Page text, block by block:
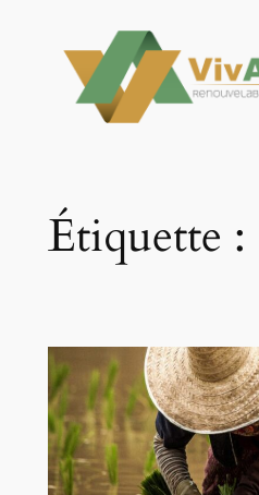
contenu
Étiquette :